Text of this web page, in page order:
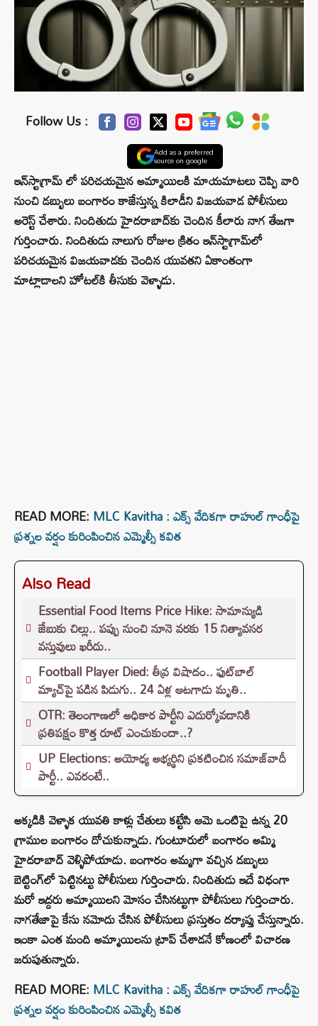
Follow Us :
Add as a preferred
source on google
ఇన్‌స్టాగ్రామ్ లో పరిచయమైన అమ్మాయిలకి మాయమాటలు చెప్పి వారి
నుంచి డబ్బులు బంగారం కాజేస్తున్న కిలాడీని విజయవాడ పోలీసులు
అరెస్ట్ చేశారు. నిందితుడు హైదరాబాద్‌కు చెందిన కీలారు నాగ తేజగా
గుర్తించారు. నిందితుడు నాలుగు రోజుల క్రితం ఇన్‌స్టాగ్రామ్‌లో
పరిచయమైన విజయవాడకు చెందిన యువతని ఏకాంతంగా
మాట్లాడాలని హోటల్‌కి తీసుకు వెళ్ళాడు.
READ MORE: MLC Kavitha : ఎక్స్‌ వేదికగా రాహుల్ గాంధీపై
ప్రశ్నల వర్షం కురింపించిన ఎమ్మెల్సీ కవిత
Also Read
Essential Food Items Price Hike: సామాన్యుడి
జేబుకు చిల్లు.. పప్పు నుంచి నూనె వరకు 15 నిత్యావసర
వస్తువులు ఖరీదు..
Football Player Died: తీవ్ర విషాదం.. ఫుట్‌బాల్
మ్యాచ్‌పై పడిన పిడుగు.. 24 ఏళ్ల ఆటగాడు మృతి..
OTR: తెలంగాణలో అధికార పార్టీని ఎదుర్కోవడానికి
ప్రతిపక్షం కొత్త రూట్‌ ఎంచుకుందా..?
UP Elections: అయోధ్య అభ్యర్థిని ప్రకటించిన సమాజ్‌వాదీ
పార్టీ.. ఎవరంటే..
అక్కడికి వెళ్ళాక యువతి కాళ్లు చేతులు కట్టేసి ఆమె ఒంటిపై ఉన్న 20
గ్రాముల బంగారం దోచుకున్నాడు. గుంటూరులో బంగారం అమ్మి
హైదరాబాద్ వెళ్ళిపోయాడు. బంగారం అమ్మగా వచ్చిన డబ్బులు
బెట్టింగ్‌లో పెట్టినట్టు పోలీసులు గుర్తించారు. నిందితుడు ఇదే విధంగా
మరో ఇద్దరు అమ్మాయిలని మోసం చేసినట్టుగా పోలీసులు గుర్తించారు.
నాగతేజాపై కేసు నమోదు చేసిన పోలీసులు ప్రస్తుతం దర్యాప్తు చేస్తున్నారు.
ఇంకా ఎంత మంది అమ్మాయిలను ట్రాప్ చేశాడనే కోణంలో విచారణ
జరుపుతున్నారు.
READ MORE: MLC Kavitha : ఎక్స్‌ వేదికగా రాహుల్ గాంధీపై
ప్రశ్నల వర్షం కురింపించిన ఎమ్మెల్సీ కవిత